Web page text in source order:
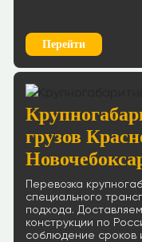
Перейти
грузов
Перевозка
специального
подхода.
конструкции по
соблюдение сроков